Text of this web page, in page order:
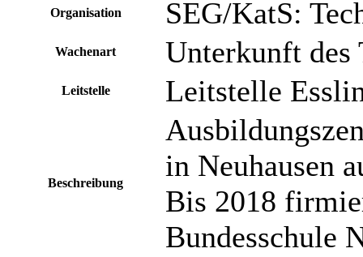
Organisation SEG/KatS:
Wachenart Unterkunft
Leitstelle Leitstelle
Beschreibung
in Neuhausen
Bis 2018
Bundesschule